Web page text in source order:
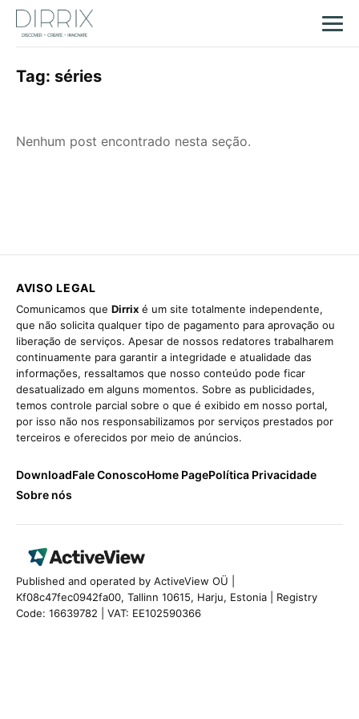
Tag: séries
Nenhum post encontrado nesta seção.
AVISO LEGAL
Comunicamos que Dirrix é um site totalmente independente,
que não solicita qualquer tipo de pagamento para aprovação ou
liberação de serviços. Apesar de nossos redatores trabalharem
continuamente para garantir a integridade e atualidade das
informações, ressaltamos que nosso conteúdo pode ficar
desatualizado em alguns momentos. Sobre as publicidades,
temos controle parcial sobre o que é exibido em nosso portal,
por isso não nos responsabilizamos por serviços prestados por
terceiros e oferecidos por meio de anúncios.
DownloadFale ConoscoHome PagePolítica Privacidade
Sobre nós
Published and operated by ActiveView OÜ |
Kf08c47fec0942fa00, Tallinn 10615, Harju, Estonia | Registry
Code: 16639782 | VAT: EE102590366